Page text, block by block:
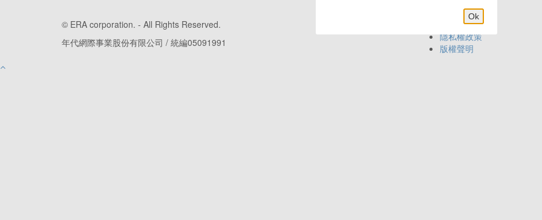
© ERA corporation. - All Rights Reserved.
年代網際事業股份有限公司 / 統編05091991
網站導覽
隱私權政策
版權聲明
Ok